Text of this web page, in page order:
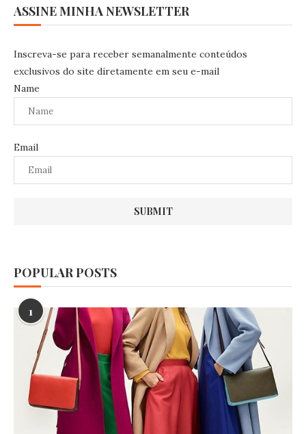
ASSINE MINHA NEWSLETTER
Inscreva-se para receber semanalmente conteúdos
exclusivos do site diretamente em seu e-mail
Name
Email
POPULAR POSTS
1